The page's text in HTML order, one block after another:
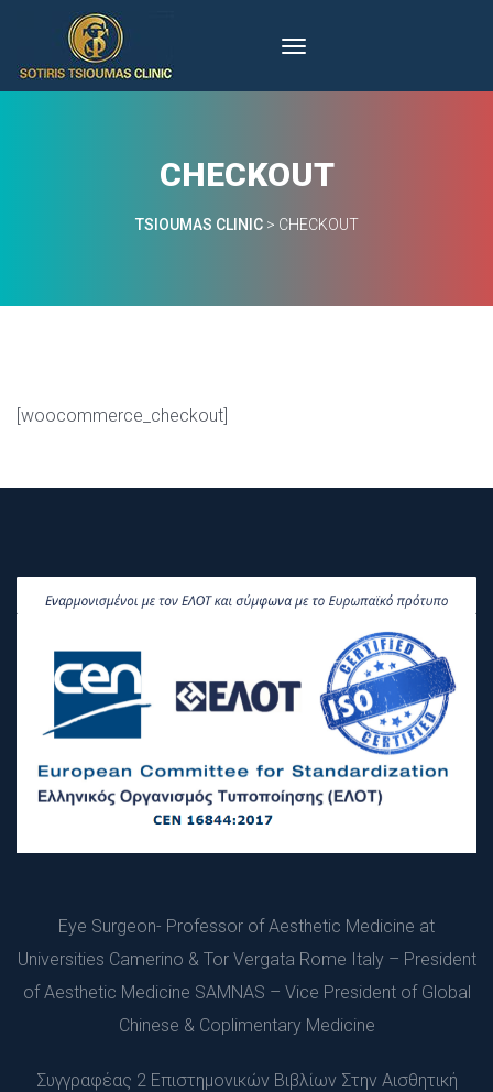
CHECKOUT
TSIOUMAS CLINIC > CHECKOUT
[woocommerce_checkout]
Εye Surgeon- Professor of Aesthetic Medicine at
Universities Camerino & Tor Vergata Rome Italy – President
of Aesthetic Medicine SAMNAS – Vice President of Global
Chinese & Coplimentary Medicine
Συγγραφέας 2 Επιστημονικών Βιβλίων Στην Αισθητική